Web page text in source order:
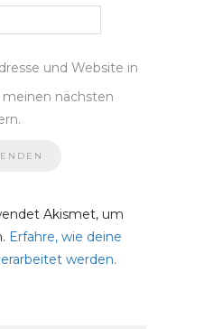
und Website in
nächsten
Akismet, um
Erfahre, wie deine
werden.